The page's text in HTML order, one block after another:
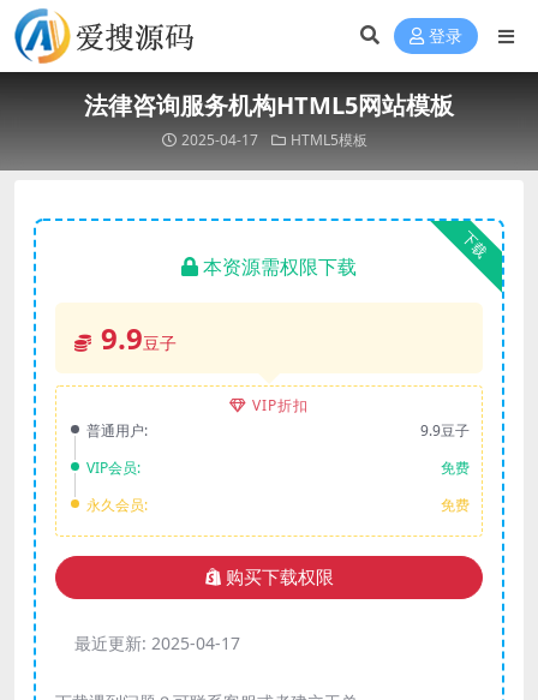
登录
法律咨询服务机构HTML5网站模板
2025-04-17 HTML5模板
下载
本资源需权限下载
9.9豆子
VIP折扣
普通用户:
9.9豆子
VIP会员:
免费
永久会员:
免费
购买下载权限
最近更新: 2025-04-17